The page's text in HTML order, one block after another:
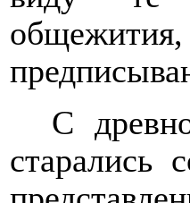
С
старались